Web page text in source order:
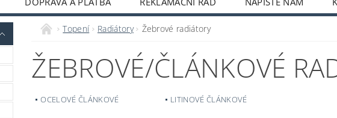
Topení Radiátory Žebrové radiátory
ŽEBROVÉ/ČLÁNKOVÉ
OCELOVÉ ČLÁNKOVÉ LITINOVÉ ČLÁNKOVÉ